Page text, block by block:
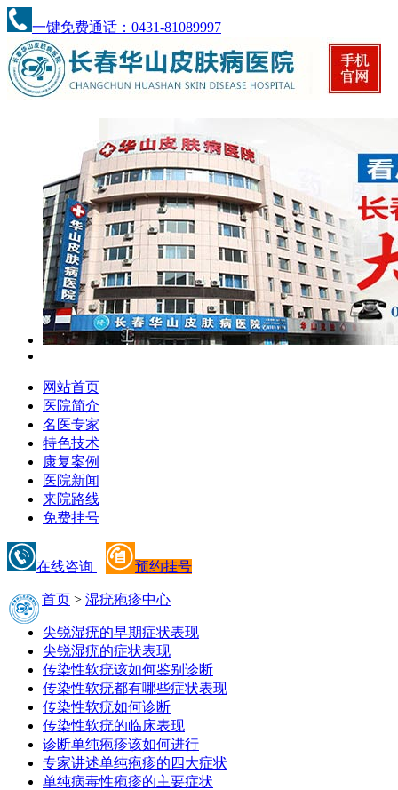
一键免费通话：0431-81089997
网站首页
医院简介
名医专家
特色技术
康复案例
医院新闻
来院路线
免费挂号
在线咨询 预约挂号
首页 > 湿疣疱疹中心
尖锐湿疣的早期症状表现
尖锐湿疣的症状表现
传染性软疣该如何鉴别诊断
传染性软疣都有哪些症状表现
传染性软疣如何诊断
传染性软疣的临床表现
诊断单纯疱疹该如何进行
专家讲述单纯疱疹的四大症状
单纯病毒性疱疹的主要症状